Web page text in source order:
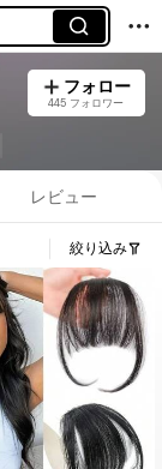
フォロー
445 フォロワー
レビュー
絞り込み